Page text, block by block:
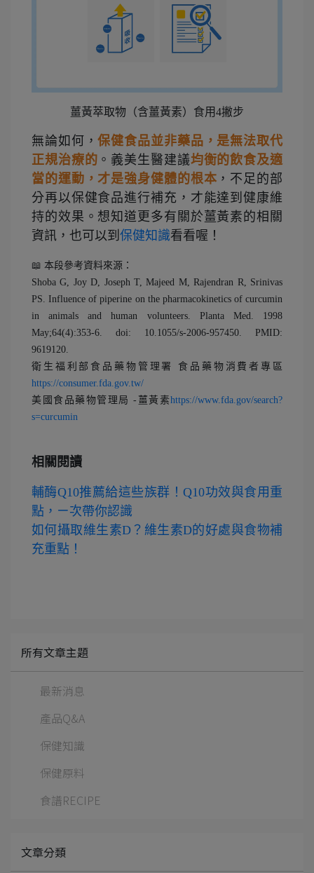
薑黃萃取物（含薑黃素）食用4撇步
無論如何，保健食品並非藥品，是無法取代
正規治療的 。義美生醫建議均衡的飲食及適
當的運動，才是強身健體的根本 ，不足的部
分再以保健食品進行補充，才能達到健康維
持的效果。想知道更多有關於薑黃素的相關
資訊，也可以到 保健知識看看喔！
📖 本段參考資料來源：
Shoba G, Joy D, Joseph T, Majeed M, Rajendran R, Srinivas
PS. Influence of piperine on the pharmacokinetics of curcumin
in animals and human volunteers. Planta Med. 1998
May;64(4):353-6. doi: 10.1055/s-2006-957450. PMID:
9619120.
衛生福利部食品藥物管理署 食品藥物消費者專區
https://consumer.fda.gov.tw/
美國食品藥物管理局 -薑黃素https://www.fda.gov/search?
s=curcumin
相關閱讀
輔酶Q10推薦給這些族群！Q10功效與食用重
點，ㄧ次帶你認識
如何攝取維生素D？維生素D的好處與食物補
充重點！
所有文章主題
最新消息
產品Q&A
保健知識
保健原料
食譜RECIPE
文章分類